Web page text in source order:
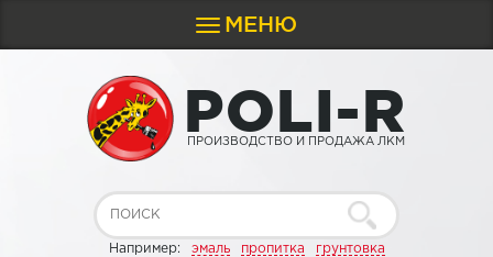
Toggle
navigation
МЕНЮ
POLI-R
ПРОИЗВОДСТВО И ПРОДАЖА ЛКМ
Например: эмаль пропитка грунтовка